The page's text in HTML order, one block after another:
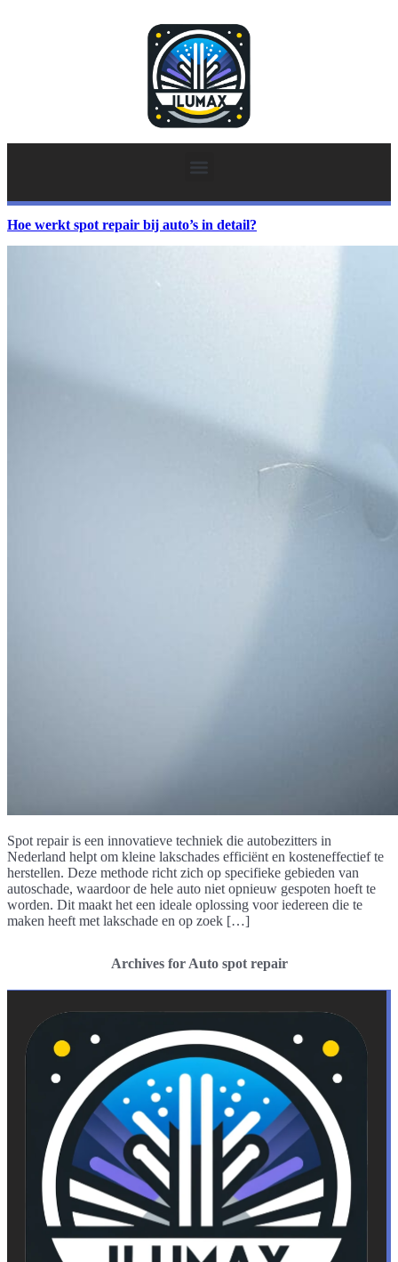
Hoe werkt spot repair bij auto’s in detail?
Spot repair is een innovatieve techniek die autobezitters in
Nederland helpt om kleine lakschades efficiënt en kosteneffectief te
herstellen. Deze methode richt zich op specifieke gebieden van
autoschade, waardoor de hele auto niet opnieuw gespoten hoeft te
worden. Dit maakt het een ideale oplossing voor iedereen die te
maken heeft met lakschade en op zoek […]
Archives for Auto spot repair